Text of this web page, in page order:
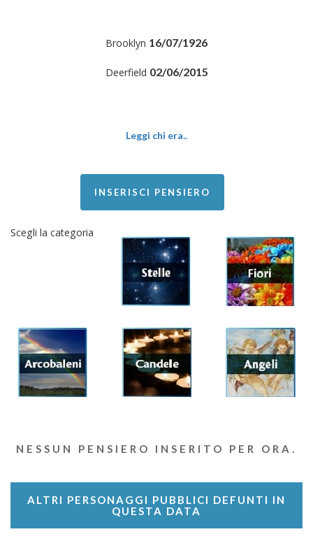
Brooklyn 16/07/1926
Deerfield 02/06/2015
Leggi chi era..
INSERISCI PENSIERO
Scegli la categoria
NESSUN PENSIERO INSERITO PER ORA.
ALTRI PERSONAGGI PUBBLICI DEFUNTI IN
QUESTA DATA